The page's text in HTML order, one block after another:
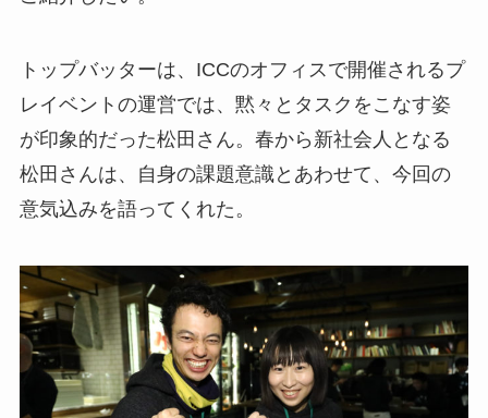
トップバッターは、ICCのオフィスで開催されるプ
レイベントの運営では、黙々とタスクをこなす姿
が印象的だった松田さん。春から新社会人となる
松田さんは、自身の課題意識とあわせて、今回の
意気込みを語ってくれた。